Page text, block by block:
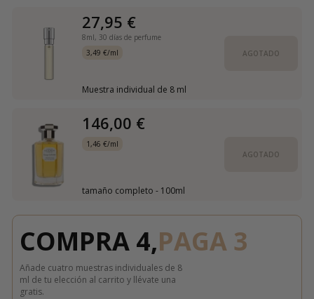
27,95 €
8ml, 30 días de perfume
3,49 €/ml
Muestra individual de 8 ml
AGOTADO
146,00 €
1,46 €/ml
tamaño completo - 100ml
AGOTADO
COMPRA 4,PAGA 3
Añade cuatro muestras individuales de 8
ml de tu elección al carrito y llévate una
gratis.